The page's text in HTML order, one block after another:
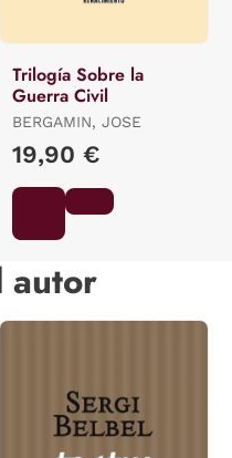
Trilogía Sobre la
Guerra Civil
BERGAMIN, JOSE
19,90 €
autor